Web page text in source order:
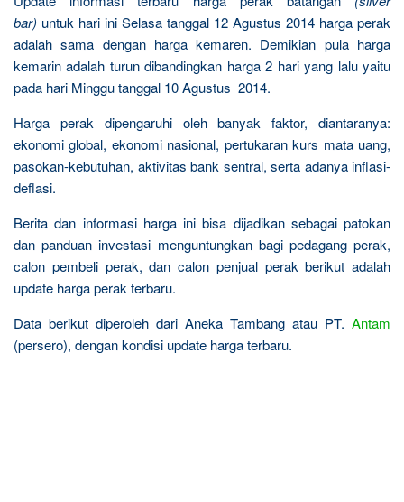
bar) untuk hari ini Selasa tanggal 12 Agustus 2014 harga perak
adalah sama dengan harga kemaren. Demikian pula harga
kemarin adalah turun dibandingkan harga 2 hari yang lalu yaitu
pada hari Minggu tanggal 10 Agustus 2014.
Harga perak dipengaruhi oleh banyak faktor, diantaranya:
ekonomi global, ekonomi nasional, pertukaran kurs mata uang,
pasokan-kebutuhan, aktivitas bank sentral, serta adanya inflasi-
deflasi.
Berita dan informasi harga ini bisa dijadikan sebagai patokan
dan panduan investasi menguntungkan bagi pedagang perak,
calon pembeli perak, dan calon penjual perak berikut adalah
update harga perak terbaru.
Data berikut diperoleh dari Aneka Tambang atau PT. Antam
(persero), dengan kondisi update harga terbaru.